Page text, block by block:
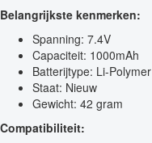
Belangrijkste kenmerken:
Spanning: 7.4V
Capaciteit: 1000mAh
Batterijtype: Li-Polymer
Staat: Nieuw
Gewicht: 42 gram
Compatibiliteit: